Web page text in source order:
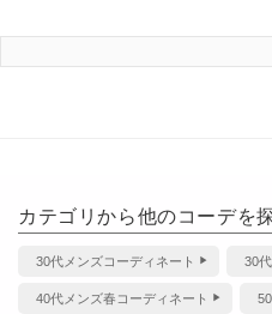
カテゴリから他のコーデを
30代メンズコーディネート 30
40代メンズ春コーディネート